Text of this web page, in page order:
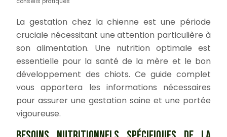
La gestation chez la chienne est une période
cruciale nécessitant une attention particulière à
son alimentation. Une nutrition optimale est
essentielle pour la santé de la mère et le bon
développement des chiots. Ce guide complet
vous apportera les informations nécessaires
pour assurer une gestation saine et une portée
vigoureuse.